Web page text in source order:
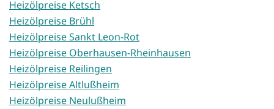
Heizölpreise Ketsch
Heizölpreise Brühl
Heizölpreise Sankt Leon-Rot
Heizölpreise Oberhausen-Rheinhausen
Heizölpreise Reilingen
Heizölpreise Altlußheim
Heizölpreise Neulußheim